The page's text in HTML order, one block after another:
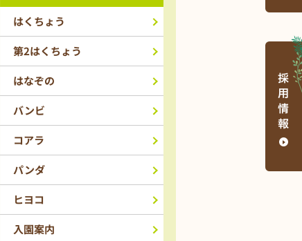
はくちょう
第2はくちょう
はなぞの
バンビ
コアラ
パンダ
ヒヨコ
入園案内